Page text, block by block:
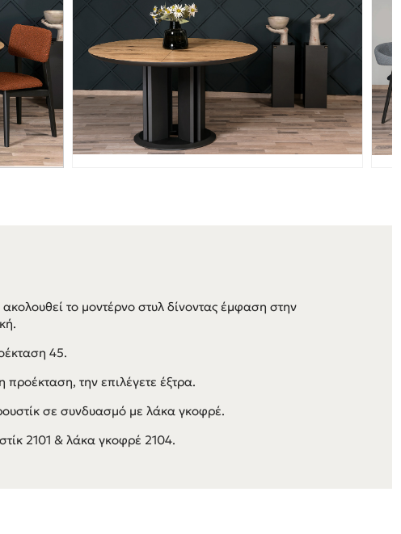
το μοντέρνο στυλ δίνοντας έμφαση στην
45.
προέκταση, την επιλέγετε έξτρα.
σε συνδυασμό με λάκα γκοφρέ.
2101 & λάκα γκοφρέ 2104.